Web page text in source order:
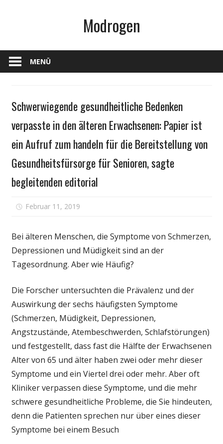
Modrogen
MENÜ
Schwerwiegende gesundheitliche Bedenken
verpasste in den älteren Erwachsenen: Papier ist
ein Aufruf zum handeln für die Bereitstellung von
Gesundheitsfürsorge für Senioren, sagte
begleitenden editorial
Februar 11, 2019
Bedenken
älteren
ein
Aufruf
zum
handeln
für
die
von
Bei älteren Menschen, die Symptome von Schmerzen,
Depressionen und Müdigkeit sind an der
Tagesordnung. Aber wie Häufig?
Die Forscher untersuchten die Prävalenz und der
Auswirkung der sechs häufigsten Symptome
(Schmerzen, Müdigkeit, Depressionen,
Angstzustände, Atembeschwerden, Schlafstörungen)
und festgestellt, dass fast die Hälfte der Erwachsenen
Alter von 65 und älter haben zwei oder mehr dieser
Symptome und ein Viertel drei oder mehr. Aber oft
Kliniker verpassen diese Symptome, und die mehr
schwere gesundheitliche Probleme, die Sie hindeuten,
denn die Patienten sprechen nur über eines dieser
Symptome bei einem Besuch